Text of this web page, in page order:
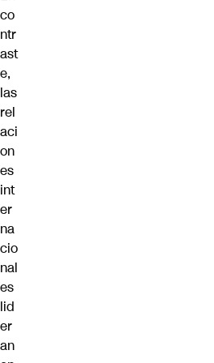
co
ntr
ast
e,
las
rel
aci
on
es
int
er
na
cio
nal
es
lid
er
an